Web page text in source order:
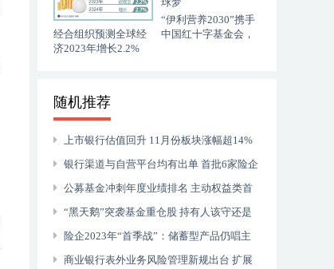
经合组织预测全球经
济2023年增长2.2%
“伊利营养2030”携手
中国红十字基金会，
随机推荐
上市银行估值回升 11月份板块涨幅超14%
银行渠道与自营平台均有出单 首批6家险企
个人养老金保险产品全部落地
公募基金冲刺年度业绩排名 主动权益类首
尾差距悬殊
“黑天鹅”突袭基金重仓股 持有人该守还是
逃？险企2023年“首季战”：储蓄型产品仍唱主
角 商业银行表外业务风险管理新规出台 扩展